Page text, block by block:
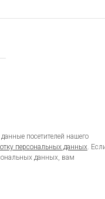
посетителей нашего
персональных данных.
данных, вам